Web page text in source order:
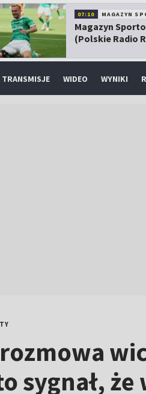
07:10 MAGAZYN
Magazyn
(Polskie Radio
TRANSMISJE WIDEO WYNIKI
sygnał,